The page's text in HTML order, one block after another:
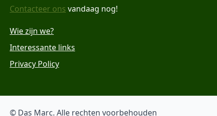
Contacteer ons vandaag nog!
Wie zijn we?
Interessante links
Privacy Policy
© Das Marc. Alle rechten voorbehouden